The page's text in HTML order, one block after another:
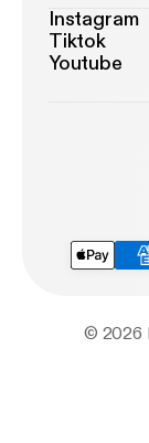
Instagram
Tiktok
Youtube
© 2026